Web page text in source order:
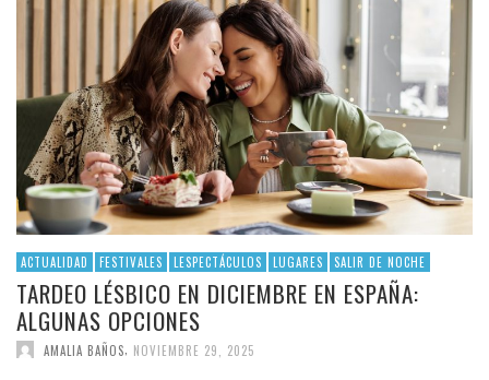
ACTUALIDAD FESTIVALES LESPECTÁCULOS LUGARES SALIR DE NOCHE
TARDEO LÉSBICO EN DICIEMBRE EN ESPAÑA:
ALGUNAS OPCIONES
AMALIA BAÑOS NOVIEMBRE 29, 2025